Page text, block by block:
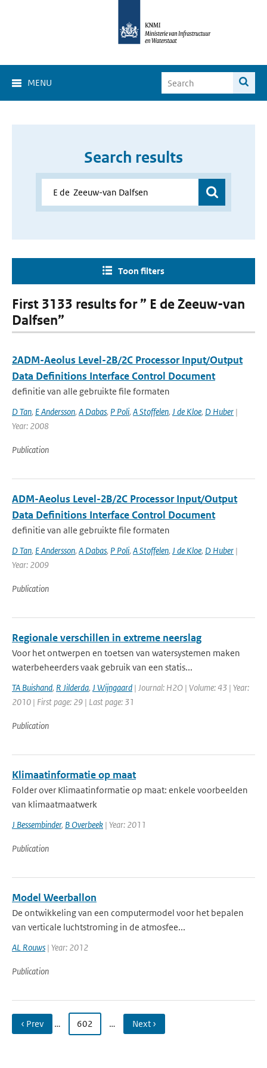
MENU
Search results
Toon filters
First 3133 results for ” E de Zeeuw-van
Dalfsen”
2ADM-Aeolus Level-2B/2C Processor Input/Output
Data Definitions Interface Control Document
definitie van alle gebruikte file formaten
D Tan, E Andersson, A Dabas, P Poli, A Stoffelen, J de Kloe, D Huber |
Year: 2008
Publication
ADM-Aeolus Level-2B/2C Processor Input/Output
Data Definitions Interface Control Document
definitie van alle gebruikte file formaten
D Tan, E Andersson, A Dabas, P Poli, A Stoffelen, J de Kloe, D Huber |
Year: 2009
Publication
Regionale verschillen in extreme neerslag
Voor het ontwerpen en toetsen van watersystemen maken
waterbeheerders vaak gebruik van een statis...
TA Buishand, R Jilderda, J Wijngaard | Journal: H2O | Volume: 43 | Year:
2010 | First page: 29 | Last page: 31
Publication
Klimaatinformatie op maat
Folder over Klimaatinformatie op maat: enkele voorbeelden
van klimaatmaatwerk
J Bessembinder, B Overbeek | Year: 2011
Publication
Model Weerballon
De ontwikkeling van een computermodel voor het bepalen
van verticale luchtstroming in de atmosfee...
AL Rouws | Year: 2012
Publication
‹ Prev … 602 … Next ›